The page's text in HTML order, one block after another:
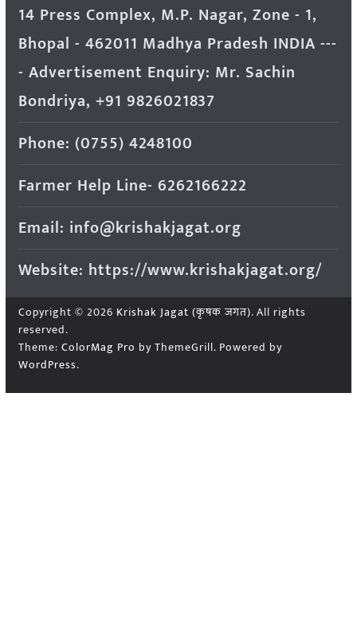
14 Press Complex, M.P. Nagar, Zone - 1,
Bhopal - 462011 Madhya Pradesh INDIA ---
- Advertisement Enquiry: Mr. Sachin
Bondriya, +91 9826021837
Phone: (0755) 4248100
Farmer Help Line- 6262166222
Email: info@krishakjagat.org
Website: https://www.krishakjagat.org/
Copyright © 2026 Krishak Jagat (कृषक जगत). All rights
reserved.
Theme: ColorMag Pro by ThemeGrill. Powered by
WordPress.